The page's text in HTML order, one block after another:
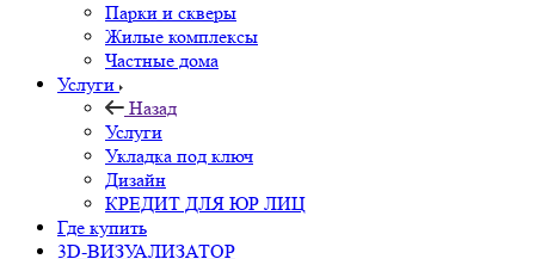
Парки и скверы
Жилые комплексы
Частные дома
Услуги
Назад
Услуги
Укладка под ключ
Дизайн
КРЕДИТ ДЛЯ ЮР ЛИЦ
Где купить
3D-ВИЗУАЛИЗАТОР